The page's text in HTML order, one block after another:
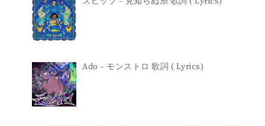
Ado – モンストロ 歌詞 ( Lyrics)